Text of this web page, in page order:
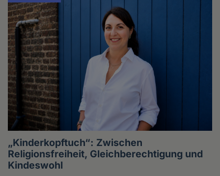
„Kinderkopftuch“: Zwischen
Religionsfreiheit, Gleichberechtigung und
Kindeswohl